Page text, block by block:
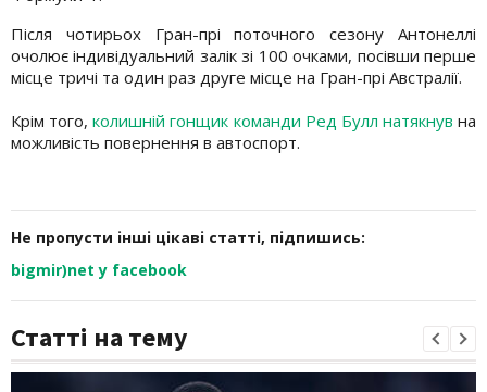
Після чотирьох Гран-прі поточного сезону Антонеллі
очолює індивідуальний залік зі 100 очками, посівши перше
місце тричі та один раз друге місце на Гран-прі Австралії.
Крім того,колишній гонщик команди Ред Булл натякнув на
можливість повернення в автоспорт.
Не пропусти інші цікаві статті, підпишись:
bigmir)net у facebook
Статті на тему